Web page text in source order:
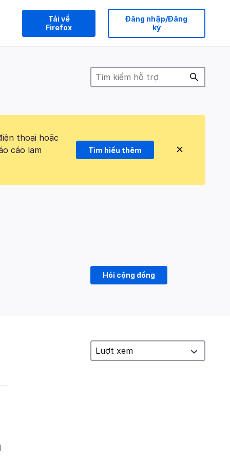
Tải về
Firefox
Đăng nhập/Đăng
ký
thoại hoặc
cáo lạm
Tìm hiểu thêm
Hỏi cộng đồng